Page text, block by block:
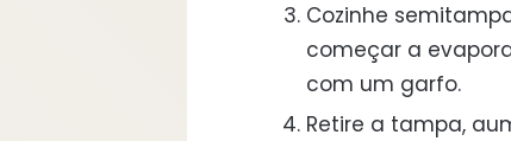
Cozinhe
começar a
com um garfo.
Retire a tampa,